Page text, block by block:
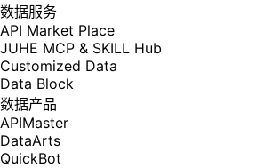
数据服务
API Market Place
JUHE MCP & SKILL Hub
Customized Data
Data Block
数据产品
APIMaster
DataArts
QuickBot